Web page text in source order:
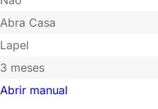
Abra Casa
Lapel
3 meses
Abrir manual